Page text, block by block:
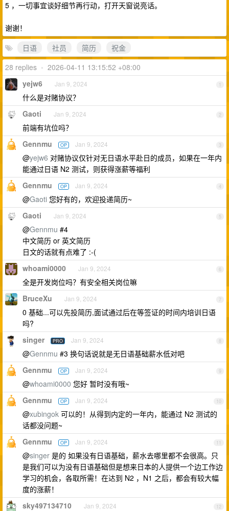
5 ，一切事宜谈好细节再行动，打开天窗说亮话。
谢谢！
日语
社员 简历
祝金
28 replies • 2026-04-11 13:15:52 +08:00
1
yejw6 Jan 9, 2024
什么是对赌协议？
2
Gaoti Jan 9, 2024
前端有坑位吗？
3
Gennmu OP Jan 9, 2024
@yejw6 对赌协议仅针对无日语水平赴日的成员，如果在一年内
能通过日语 N2 测试，则获得涨薪等福利
4
Gennmu OP Jan 9, 2024
@Gaoti 您好有的，欢迎投递简历~
5
Gaoti Jan 9, 2024
@Gennmu #4
中文简历 or 英文简历
日文的话就有点难了 :-(
6
whoami0000 Jan 9, 2024
全是开发岗位吗？有安全相关岗位嘛
7
BruceXu Jan 9, 2024
0 基础...可以先投简历,面试通过后在等签证的时间内培训日语
吗?
8
singer PRO Jan 9, 2024
@Gennmu #3 换句话说就是无日语基础薪水低对吧
9
Gennmu OP Jan 9, 2024
@whoami0000 您好 暂时没有哦~
10
Gennmu OP Jan 9, 2024
@xubingok 可以的！从得到内定的一年内，能通过 N2 测试的
话都没问题~
11
Gennmu OP Jan 9, 2024
@singer 是的 如果没有日语基础，薪水去哪里都不会很高。只
是我们可以为没有日语基础但是想来日本的人提供一个边工作边
学习的机会，各取所需！在达到 N2 ，N1 之后，都会有较大幅
度的涨薪！
12
sky497134710 Jan 9, 2024